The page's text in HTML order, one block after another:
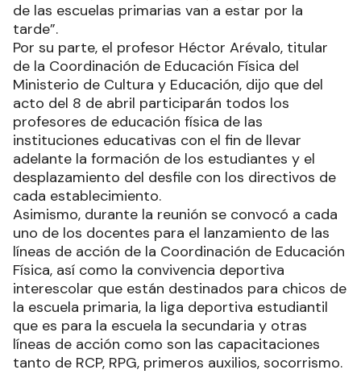
de las escuelas primarias van a estar por la
tarde”.
Por su parte, el profesor Héctor Arévalo, titular
de la Coordinación de Educación Física del
Ministerio de Cultura y Educación, dijo que del
acto del 8 de abril participarán todos los
profesores de educación física de las
instituciones educativas con el fin de llevar
adelante la formación de los estudiantes y el
desplazamiento del desfile con los directivos de
cada establecimiento.
Asimismo, durante la reunión se convocó a cada
uno de los docentes para el lanzamiento de las
líneas de acción de la Coordinación de Educación
Física, así como la convivencia deportiva
interescolar que están destinados para chicos de
la escuela primaria, la liga deportiva estudiantil
que es para la escuela la secundaria y otras
líneas de acción como son las capacitaciones
tanto de RCP, RPG, primeros auxilios, socorrismo.